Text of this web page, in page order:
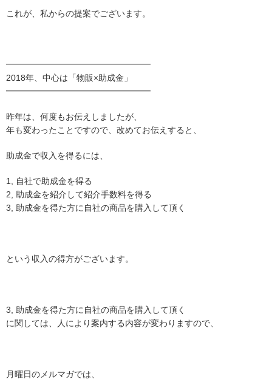
これが、私からの提案でございます。
━━━━━━━━━━━━━━━━━
2018年、中心は「物販×助成金」
━━━━━━━━━━━━━━━━━
昨年は、何度もお伝えしましたが、
年も変わったことですので、改めてお伝えすると、
助成金で収入を得るには、
1, 自社で助成金を得る
2, 助成金を紹介して紹介手数料を得る
3, 助成金を得た方に自社の商品を購入して頂く
という収入の得方がございます。
3, 助成金を得た方に自社の商品を購入して頂く
に関しては、人により案内する内容が変わりますので、
月曜日のメルマガでは、